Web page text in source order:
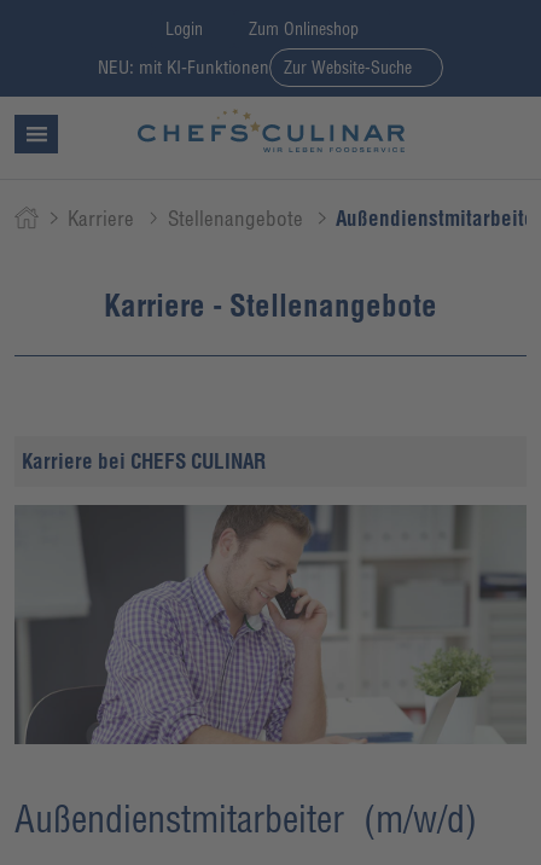
Login Zum Onlineshop
NEU: mit KI-Funktionen Zur Website-Suche
Karriere Stellenangebote
Karriere - Stellenangebote
Karriere bei CHEFS CULINAR
Außendienstmitarbeiter (m/w/d)